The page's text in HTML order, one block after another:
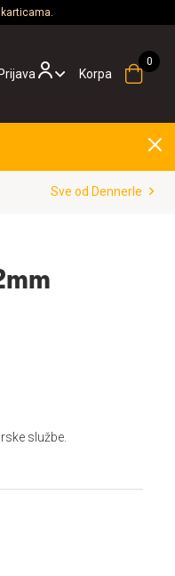
Prijava Korpa
Sve od Dennerle
službe.